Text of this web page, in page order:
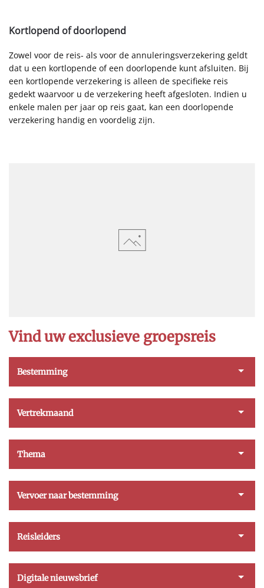
Kortlopend of doorlopend
Zowel voor de reis- als voor de annuleringsverzekering geldt
dat u een kortlopende of een doorlopende kunt afsluiten. Bij
een kortlopende verzekering is alleen de specifieke reis
gedekt waarvoor u de verzekering heeft afgesloten. Indien u
enkele malen per jaar op reis gaat, kan een doorlopende
verzekering handig en voordelig zijn.
Vind uw exclusieve groepsreis
Bestemming
Vertrekmaand
Thema
Vervoer naar bestemming
Reisleiders
Digitale nieuwsbrief